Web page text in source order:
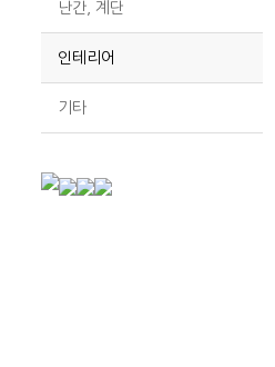
난간, 계단
인테리어
기타